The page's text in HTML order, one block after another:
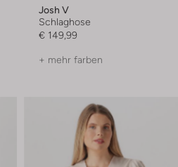
Josh V
Schlaghose
€ 149,99
+ mehr farben